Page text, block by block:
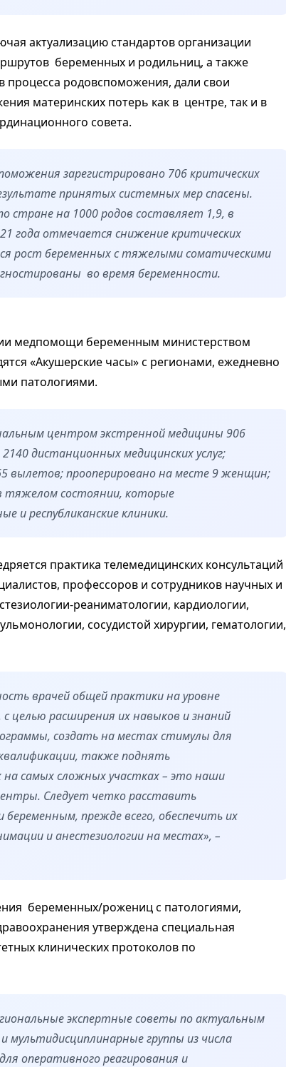
актуализацию стандартов организации
беременных и родильниц, а также
процесса родовспоможения, дали свои
материнских потерь как в центре, так и в
совета.
зарегистрировано 706 критических
принятых системных мер спасены.
стране на 1000 родов составляет 1,9, в
года отмечается снижение критических
рост беременных с тяжелыми соматическими
во время беременности.
медпомощи беременным министерством
«Акушерские часы» с регионами, ежедневно
патологиями.
центром экстренной медицины 906
дистанционных медицинских услуг;
вылетов; прооперировано на месте9женщин;
тяжелом состоянии, которые
и республиканские клиники.
практика телемедицинских консультаций
профессоров и сотрудников научных и
реаниматологии, кардиологии,
сосудистой хирургии, гематологии,
врачей общей практики на уровне
с целью расширения их навыков и знаний
создать на местах стимулы для
также поднять
самых сложных участках – это наши
Следует четко расставить
прежде всего, обеспечить их
и анестезиологии на местах», –
беременных/рожениц с патологиями,
утверждена специальная
клинических протоколов по
экспертные советы по актуальным
мультидисциплинарные группы из числа
оперативного реагирования и